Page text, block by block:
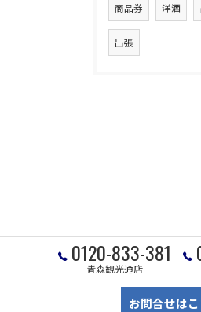
商品券 洋酒
出張
0120-833-381
青森観光通店
お問合せは